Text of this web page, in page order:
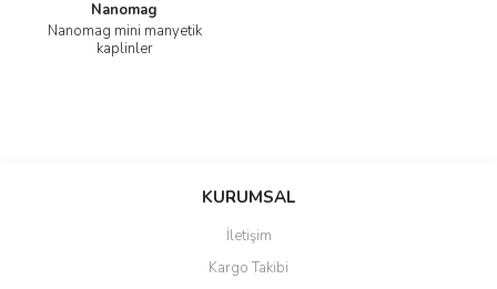
Nanomag
Nanomag mini manyetik
kaplinler
KURUMSAL
İletişim
Kargo Takibi